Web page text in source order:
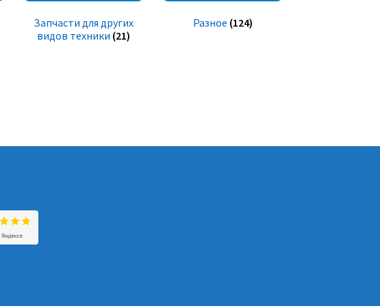
Запчасти для других
видов техники (21)
Разное (124)